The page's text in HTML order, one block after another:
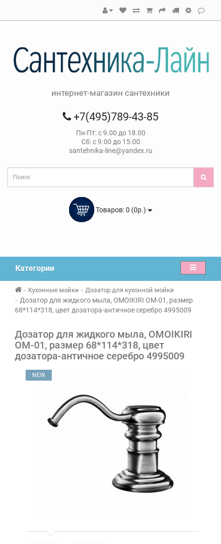
интернет-магазин сантехники
+7(495)789-43-85
Пн-Пт: с 9.00 до 18.00
Сб: с 9.00 до 15.00
santehnika-line@yandex.ru
Товаров: 0 (0р.)
Категории
Кухонные мойки Дозатор для кухонной мойки
Дозатор для жидкого мыла, OMOIKIRI OM-01, размер
68*114*318, цвет дозатора-античное серебро 4995009
Дозатор для жидкого мыла, OMOIKIRI
OM-01, размер 68*114*318, цвет
дозатора-античное серебро 4995009
NEW